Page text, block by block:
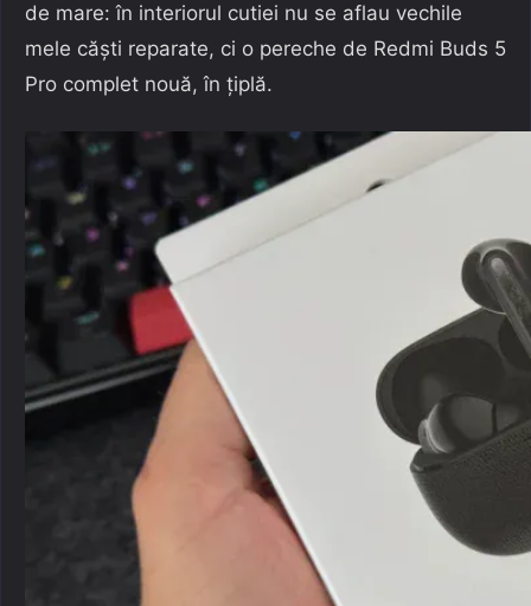
de mare: în interiorul cutiei nu se aflau vechile
mele căști reparate, ci o pereche de Redmi Buds 5
Pro complet nouă, în țiplă.